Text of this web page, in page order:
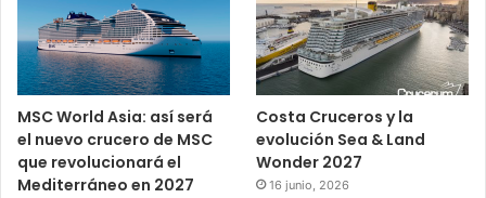
MSC World Asia: así será
el nuevo crucero de MSC
que revolucionará el
Mediterráneo en 2027
Costa Cruceros y la
evolución Sea & Land
Wonder 2027
16 junio, 2026